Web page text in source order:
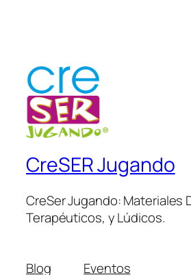
CreSER Jugando
CreSer Jugando: Materiales
Terapéuticos, y Lúdicos.
Blog Eventos